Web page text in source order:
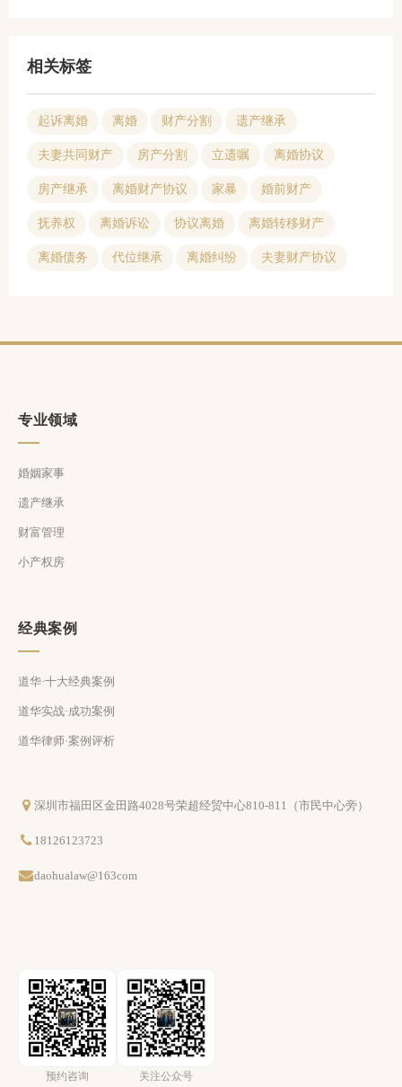
相关标签
起诉离婚 离婚 财产分割 遗产继承
夫妻共同财产 房产分割 立遗嘱 离婚协议
房产继承 离婚财产协议 家暴 婚前财产
抚养权 离婚诉讼 协议离婚 离婚转移财产
离婚债务 代位继承 离婚纠纷 夫妻财产协议
专业领域
婚姻家事
遗产继承
财富管理
小产权房
经典案例
道华·十大经典案例
道华实战·成功案例
道华律师·案例评析
深圳市福田区金田路4028号荣超经贸中心810-811（市民中心旁）
18126123723
daohualaw@163com
预约咨询 关注公众号